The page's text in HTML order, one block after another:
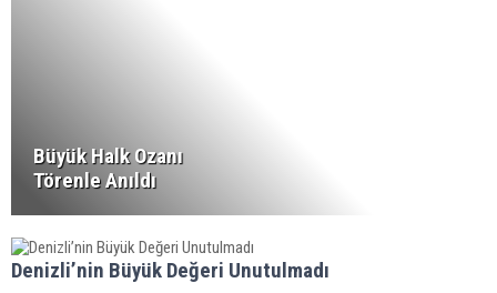
Büyük Halk Ozanı
Törenle Anıldı
Denizli’nin Büyük Değeri Unutulmadı